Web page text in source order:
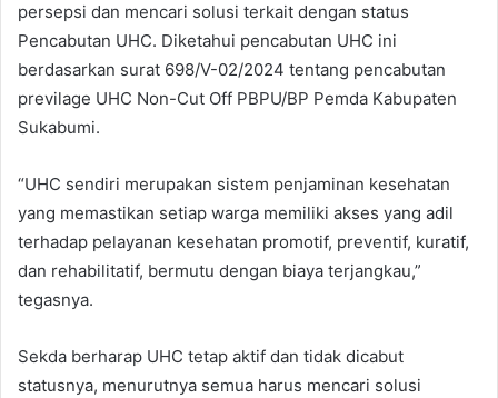
persepsi dan mencari solusi terkait dengan status
Pencabutan UHC. Diketahui pencabutan UHC ini
berdasarkan surat 698/V-02/2024 tentang pencabutan
previlage UHC Non-Cut Off PBPU/BP Pemda Kabupaten
Sukabumi.
“UHC sendiri merupakan sistem penjaminan kesehatan
yang memastikan setiap warga memiliki akses yang adil
terhadap pelayanan kesehatan promotif, preventif, kuratif,
dan rehabilitatif, bermutu dengan biaya terjangkau,”
tegasnya.
Sekda berharap UHC tetap aktif dan tidak dicabut
statusnya, menurutnya semua harus mencari solusi